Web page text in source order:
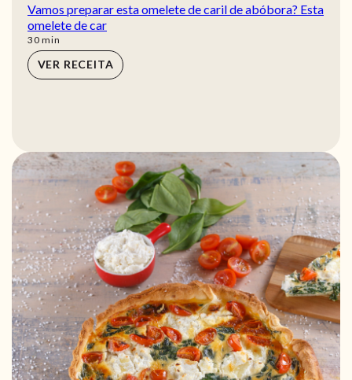
Vamos preparar esta omelete de caril de abóbora? Esta
omelete de car
30min
min
VER RECEITA